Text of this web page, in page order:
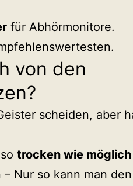
für Abhörmonitore.
von den
scheiden, aber
trocken wie möglich
– Nur so kann man den